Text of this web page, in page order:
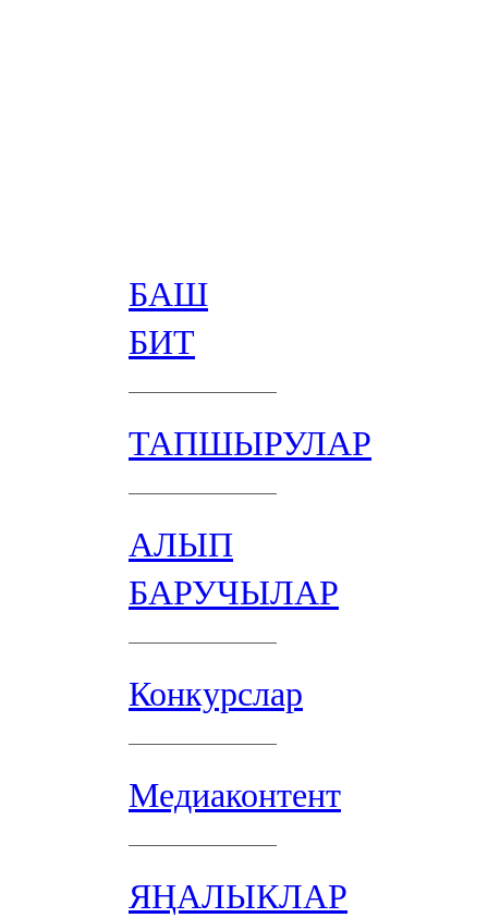
БАШ
БИТ
ТАПШЫРУЛАР
АЛЫП
БАРУЧЫЛАР
Конкурслар
Медиаконтент
ЯҢАЛЫКЛАР